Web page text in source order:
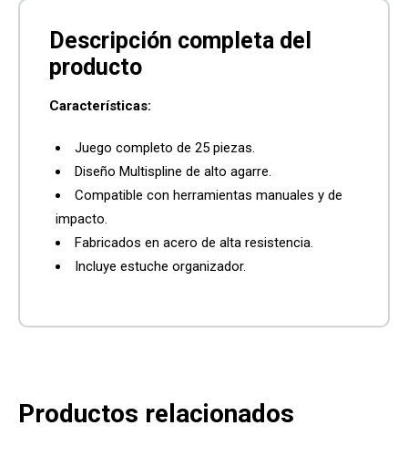
Características:
Juego completo de 25 piezas.
Diseño Multispline de alto agarre.
Compatible con herramientas manuales y de
impacto.
Fabricados en acero de alta resistencia.
Incluye estuche organizador.
Productos relacionados